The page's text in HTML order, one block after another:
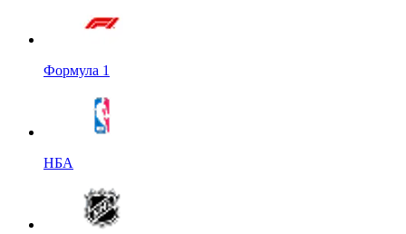
Формула 1
НБА